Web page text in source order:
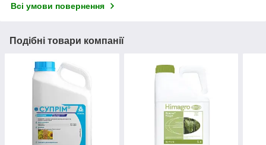
Всі умови повернення
Подібні товари компанії